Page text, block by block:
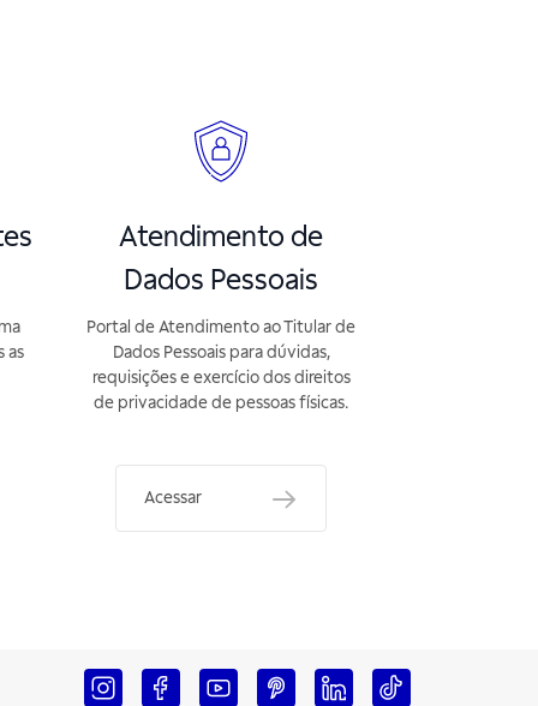
as
Atendimento de
Dados Pessoais
Portal de Atendimento ao Titular de
Dados Pessoais para dúvidas,
requisições e exercício dos direitos
de privacidade de pessoas físicas.
Acessar